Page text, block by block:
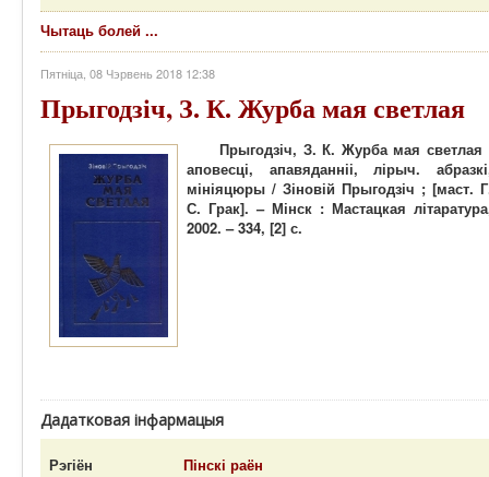
Чытаць болей ...
Пятніца, 08 Чэрвень 2018 12:38
Прыгодзіч, З. К. Журба мая светлая
Прыгодзіч, З. К. Журба мая светлая
аповесці, апавяданніі, лірыч.
мініяцюры / Зіновій Прыгодзіч ; [маст.
С. Грак]. – Мінск : Мастацкая
2002. – 334, [2] с.
Дадатковая інфармацыя
Рэгіён Пінскі раён